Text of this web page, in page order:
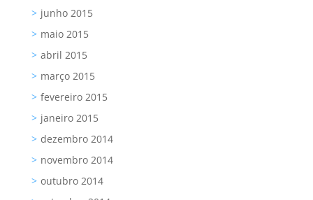
junho 2015
maio 2015
abril 2015
março 2015
fevereiro 2015
janeiro 2015
dezembro 2014
novembro 2014
outubro 2014